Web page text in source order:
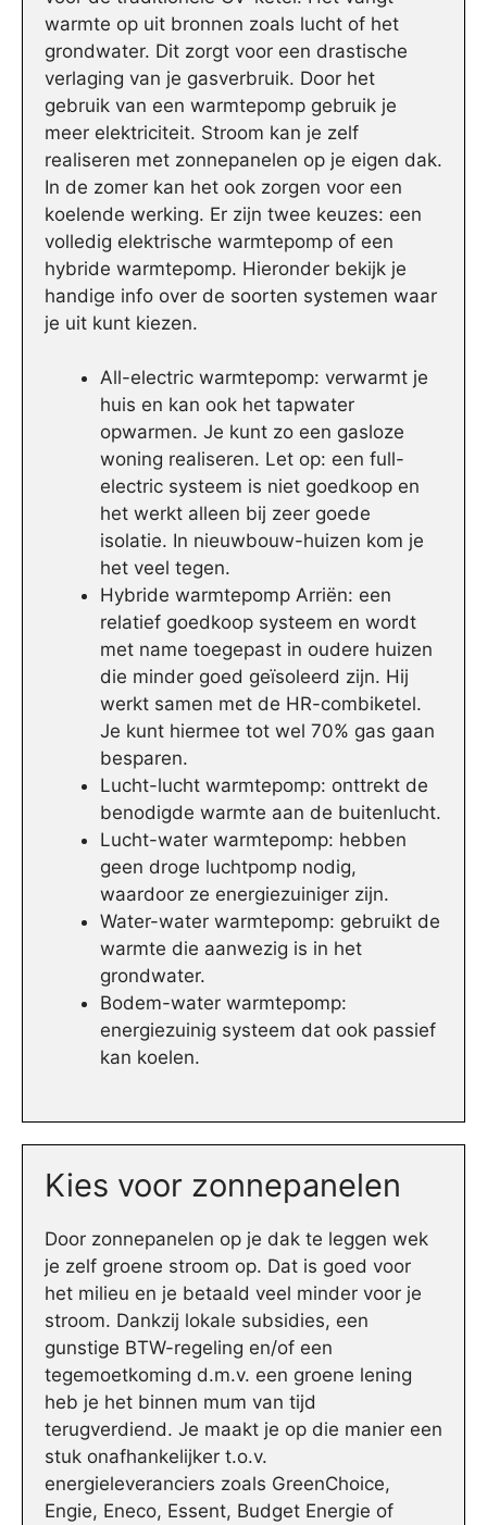
warmte op uit bronnen zoals lucht of het
grondwater. Dit zorgt voor een drastische
verlaging van je gasverbruik. Door het
gebruik van een warmtepomp gebruik je
meer elektriciteit. Stroom kan je zelf
realiseren met zonnepanelen op je eigen dak.
In de zomer kan het ook zorgen voor een
koelende werking. Er zijn twee keuzes: een
volledig elektrische warmtepomp of een
hybride warmtepomp. Hieronder bekijk je
handige info over de soorten systemen waar
je uit kunt kiezen.
All-electric warmtepomp: verwarmt je
huis en kan ook het tapwater
opwarmen. Je kunt zo een gasloze
woning realiseren. Let op: een full-
electric systeem is niet goedkoop en
het werkt alleen bij zeer goede
isolatie. In nieuwbouw-huizen kom je
het veel tegen.
Hybride warmtepomp Arriën: een
relatief goedkoop systeem en wordt
met name toegepast in oudere huizen
die minder goed geïsoleerd zijn. Hij
werkt samen met de HR-combiketel.
Je kunt hiermee tot wel 70% gas gaan
besparen.
Lucht-lucht warmtepomp: onttrekt de
benodigde warmte aan de buitenlucht.
Lucht-water warmtepomp: hebben
geen droge luchtpomp nodig,
waardoor ze energiezuiniger zijn.
Water-water warmtepomp: gebruikt de
warmte die aanwezig is in het
grondwater.
Bodem-water warmtepomp:
energiezuinig systeem dat ook passief
kan koelen.
Kies voor zonnepanelen
Door zonnepanelen op je dak te leggen wek
je zelf groene stroom op. Dat is goed voor
het milieu en je betaald veel minder voor je
stroom. Dankzij lokale subsidies, een
gunstige BTW-regeling en/of een
tegemoetkoming d.m.v. een groene lening
heb je het binnen mum van tijd
terugverdiend. Je maakt je op die manier een
stuk onafhankelijker t.o.v.
energieleveranciers zoals GreenChoice,
Engie, Eneco, Essent, Budget Energie of